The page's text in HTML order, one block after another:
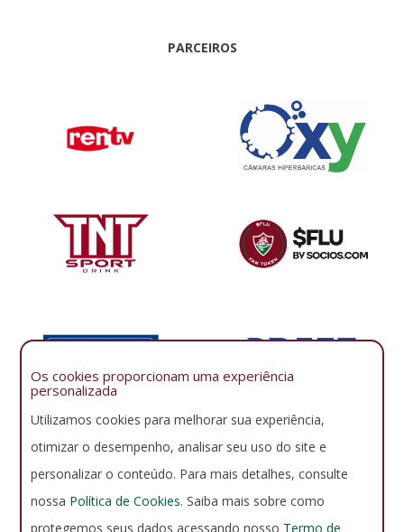
PARCEIROS
Os cookies proporcionam uma experiência
personalizada
Utilizamos cookies para melhorar sua experiência,
otimizar o desempenho, analisar seu uso do site e
personalizar o conteúdo. Para mais detalhes, consulte
nossa Política de Cookies. Saiba mais sobre como
protegemos seus dados acessando nosso Termo de